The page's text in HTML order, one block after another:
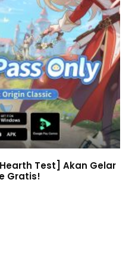
Test] Akan Gelar
Gratis!